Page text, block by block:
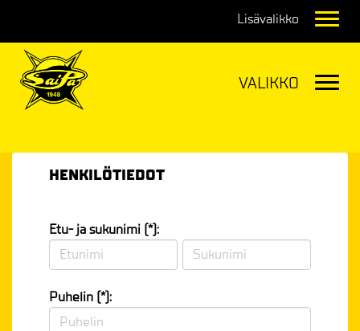
HENKILÖTIEDOT
Etu- ja sukunimi (*):
Puhelin (*):